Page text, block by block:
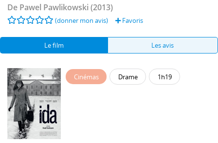
De Pawel Pawlikowski (2013)
(donner mon avis) Favoris
Le film Les avis
Cinémas Drame 1h19